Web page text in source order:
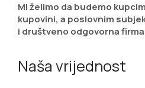
Mi želimo da budemo
kupovini, a poslovnim
i društveno odgovorna
Naša vrijednost